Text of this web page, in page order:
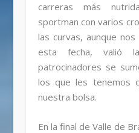
carreras más
sportman con varios
las curvas, aunque
esta fecha, valió
patrocinadores se
los que les tenemos
nuestra bolsa.
En la final de Valle de